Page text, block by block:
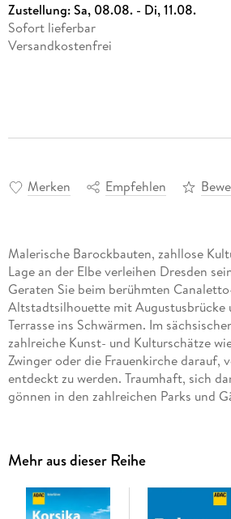
Zustellung:Sa, 08.08. - Di, 11.08.
Sofort lieferbar
Versandkostenfrei
Merken Empfehlen
Malerische Barockbauten, zahllose
Lage an der Elbe verleihen Dresden
Geraten Sie beim berühmten
Altstadtsilhouette mit Augustusbrücke
Terrasse ins Schwärmen. Im
zahlreiche Kunst- und Kulturschätze
Zwinger oder die Frauenkirche darauf,
entdeckt zu werden. Traumhaft, sich
gönnen in den zahlreichen Parks und
nahe Elbsandsteingebirge.
Detaillierte Informationen, praktische
Mehr aus dieser Reihe